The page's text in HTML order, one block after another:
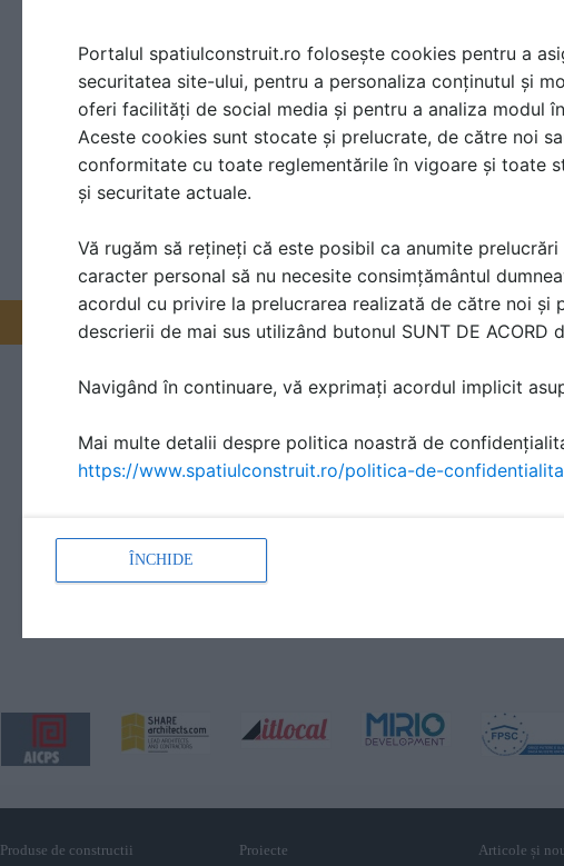
Promovați-vă produsele și serviciile pe
Produse de constructii Proiecte Articole și
Portalul spatiulconstruit.ro folosește cookies pentru a
securitatea site-ului, pentru a personaliza conținutul și
oferi facilități de social media și pentru a analiza modul
Aceste cookies sunt stocate și prelucrate, de către noi
conformitate cu toate reglementările în vigoare și toate
și securitate actuale.
Vă rugăm să rețineți că este posibil ca anumite
caracter personal să nu necesite consimțământul
acordul cu privire la prelucrarea realizată de către noi și
descrierii de mai sus utilizând butonul SUNT DE ACORD
Navigând în continuare, vă exprimați acordul implicit
Mai multe detalii despre politica noastră de
https://www.spatiulconstruit.ro/politica-de-
ÎNCHIDE